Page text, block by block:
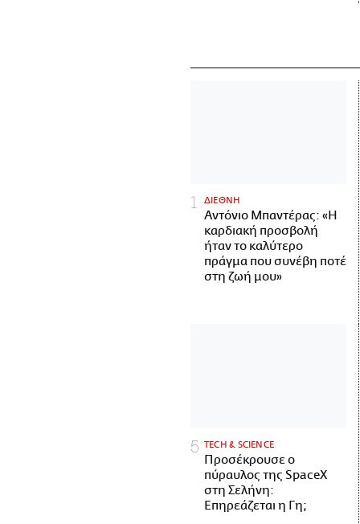
ΔΙΕΘΝΗ
Αντόνιο Μπαντέρας: «Η
καρδιακή προσβολή
ήταν το καλύτερο
πράγμα που συνέβη ποτέ
στη ζωή μου»
ΤECH & SCIENCE
Προσέκρουσε ο
πύραυλος της SpaceX
στη Σελήνη:
Επηρεάζεται η Γη;